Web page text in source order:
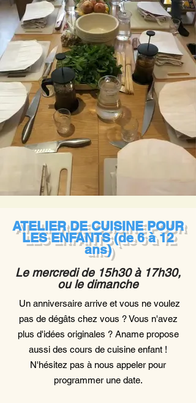
ATELIER DE CUISINE POUR
LES ENFANTS (de 6 à 12
ans)
Le mercredi de 15h30 à 17h30,
ou le dimanche
Un anniversaire arrive et vous ne voulez
pas de dégâts chez vous ? Vous n'avez
plus d'idées originales ? Aname propose
aussi des cours de cuisine enfant !
N'hésitez pas à nous appeler pour
programmer une date.